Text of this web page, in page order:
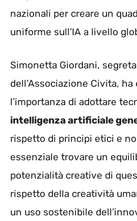
nazionali per creare un
uniforme sull’IA a livello
Simonetta Giordani,
dell’Associazione Civita,
l’importanza di adottare
intelligenza artificiale
rispetto di principi etici e
essenziale trovare un
potenzialità creative di
rispetto della creatività
un uso sostenibile